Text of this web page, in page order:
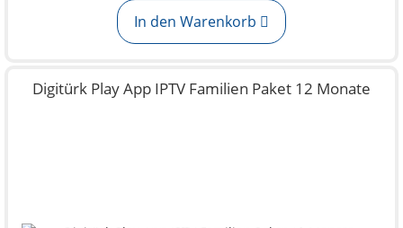
In den Warenkorb
Digitürk Play App IPTV Familien Paket 12 Monate